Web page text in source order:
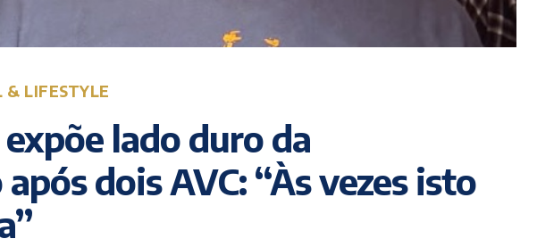
& LIFESTYLE
lado duro da
dois AVC: “Às vezes isto